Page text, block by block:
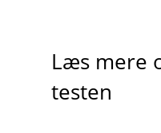
Læs mere
testen